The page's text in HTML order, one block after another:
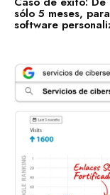
sólo 5 meses,
software